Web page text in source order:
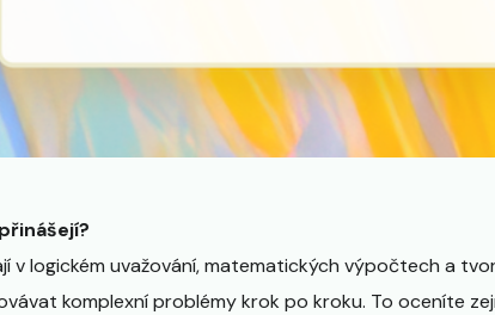
v logickém uvažování, matematických výpočtech a
komplexní problémy krok po kroku. To oceníte